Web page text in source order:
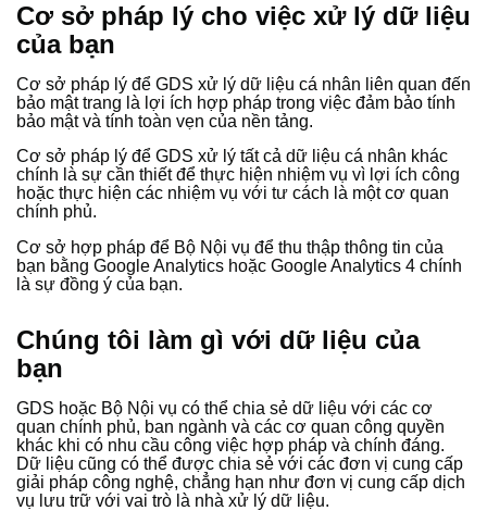
Cơ sở pháp lý cho việc xử lý dữ liệu
của bạn
Cơ sở pháp lý để GDS xử lý dữ liệu cá nhân liên quan đến
bảo mật trang là lợi ích hợp pháp trong việc đảm bảo tính
bảo mật và tính toàn vẹn của nền tảng.
Cơ sở pháp lý để GDS xử lý tất cả dữ liệu cá nhân khác
chính là sự cần thiết để thực hiện nhiệm vụ vì lợi ích công
hoặc thực hiện các nhiệm vụ với tư cách là một cơ quan
chính phủ.
Cơ sở hợp pháp để Bộ Nội vụ để thu thập thông tin của
bạn bằng Google Analytics hoặc Google Analytics 4 chính
là sự đồng ý của bạn.
Chúng tôi làm gì với dữ liệu của
bạn
GDS hoặc Bộ Nội vụ có thể chia sẻ dữ liệu với các cơ
quan chính phủ, ban ngành và các cơ quan công quyền
khác khi có nhu cầu công việc hợp pháp và chính đáng.
Dữ liệu cũng có thể được chia sẻ với các đơn vị cung cấp
giải pháp công nghệ, chẳng hạn như đơn vị cung cấp dịch
vụ lưu trữ với vai trò là nhà xử lý dữ liệu.